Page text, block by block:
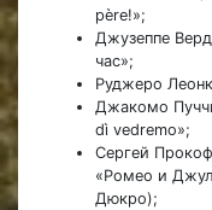
père!»;
Джузеппе
час»;
Руджеро
Джакомо
dì vedremo»;
Сергей
«Ромео и
Дюкро);